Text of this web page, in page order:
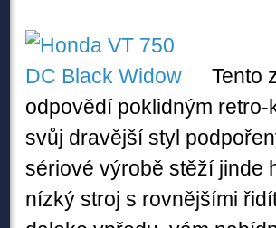
Tento
odpovědí poklidným
svůj dravější styl
sériové výrobě stěží jinde
nízký stroj s rovnějšími